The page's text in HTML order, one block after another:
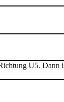
U5.